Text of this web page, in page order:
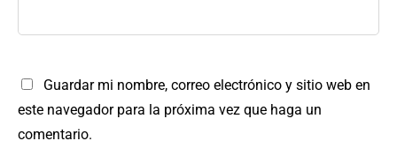
Guardar mi nombre, correo electrónico y sitio web en
este navegador para la próxima vez que haga un
comentario.